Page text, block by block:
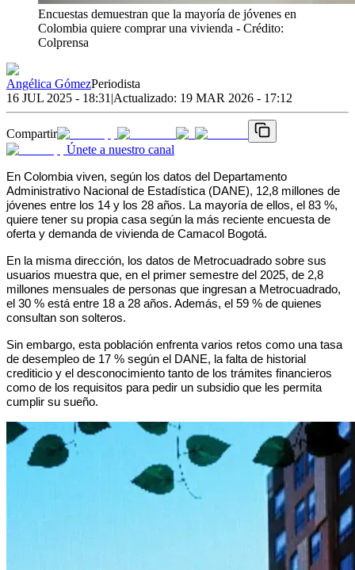
Encuestas demuestran que la mayoría de jóvenes en
Colombia quiere comprar una vivienda - Crédito:
Colprensa
Angélica GómezPeriodista
16 JUL 2025 - 18:31 |Actualizado: 19 MAR 2026 - 17:12
Compartir
Únete a nuestro canal
En Colombia viven, según los datos del Departamento
Administrativo Nacional de Estadística (DANE), 12,8 millones de
jóvenes entre los 14 y los 28 años. La mayoría de ellos, el 83 %,
quiere tener su propia casa según la más reciente encuesta de
oferta y demanda de vivienda de Camacol Bogotá.
En la misma dirección, los datos de Metrocuadrado sobre sus
usuarios muestra que, en el primer semestre del 2025, de 2,8
millones mensuales de personas que ingresan a Metrocuadrado,
el 30 % está entre 18 a 28 años. Además, el 59 % de quienes
consultan son solteros.
Sin embargo, esta población enfrenta varios retos como una tasa
de desempleo de 17 % según el DANE, la falta de historial
crediticio y el desconocimiento tanto de los trámites financieros
como de los requisitos para pedir un subsidio que les permita
cumplir su sueño.